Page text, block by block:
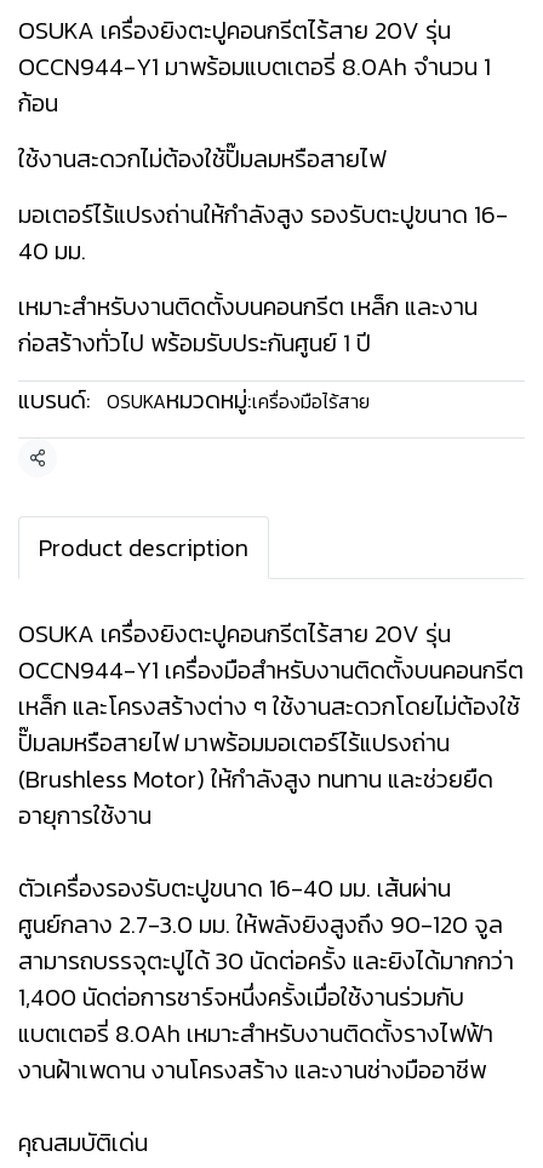
OSUKA เครื่องยิงตะปูคอนกรีตไร้สาย 20V รุ่น
OCCN944-Y1 มาพร้อมแบตเตอรี่ 8.0Ah จำนวน 1
ก้อน
ใช้งานสะดวกไม่ต้องใช้ปั๊มลมหรือสายไฟ
มอเตอร์ไร้แปรงถ่านให้กำลังสูง รองรับตะปูขนาด 16-
40 มม.
เหมาะสำหรับงานติดตั้งบนคอนกรีต เหล็ก และงาน
ก่อสร้างทั่วไป พร้อมรับประกันศูนย์ 1 ปี
แบรนด์: OSUKAหมวดหมู่:เครื่องมือไร้สาย
แชร์
Product description
OSUKA เครื่องยิงตะปูคอนกรีตไร้สาย 20V รุ่น
OCCN944-Y1 เครื่องมือสำหรับงานติดตั้งบนคอนกรีต
เหล็ก และโครงสร้างต่าง ๆ ใช้งานสะดวกโดยไม่ต้องใช้
ปั๊มลมหรือสายไฟ มาพร้อมมอเตอร์ไร้แปรงถ่าน
(Brushless Motor) ให้กำลังสูง ทนทาน และช่วยยืด
อายุการใช้งาน
ตัวเครื่องรองรับตะปูขนาด 16-40 มม. เส้นผ่าน
ศูนย์กลาง 2.7-3.0 มม. ให้พลังยิงสูงถึง 90-120 จูล
สามารถบรรจุตะปูได้ 30 นัดต่อครั้ง และยิงได้มากกว่า
1,400 นัดต่อการชาร์จหนึ่งครั้งเมื่อใช้งานร่วมกับ
แบตเตอรี่ 8.0Ah เหมาะสำหรับงานติดตั้งรางไฟฟ้า
งานฝ้าเพดาน งานโครงสร้าง และงานช่างมืออาชีพ
คุณสมบัติเด่น